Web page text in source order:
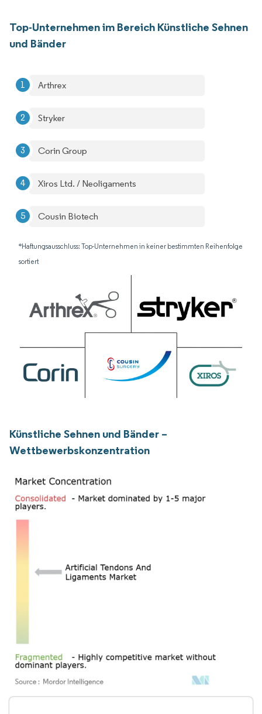
Top-Unternehmen im Bereich Künstliche Sehnen
und Bänder
Arthrex
Stryker
Corin Group
Xiros Ltd. / Neoligaments
Cousin Biotech
*Haftungsausschluss: Top-Unternehmen in keiner bestimmten Reihenfolge
sortiert
Künstliche Sehnen und Bänder –
Wettbewerbskonzentration